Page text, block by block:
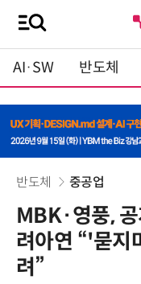
AI·SW 반도체
반도체 중공업
MBK·영풍,
려아연 “'묻지
려”